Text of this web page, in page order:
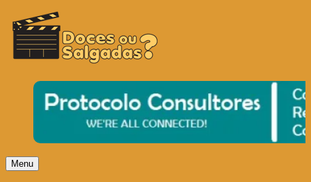
DOCES OU SALGADAS?
O Cinema? Uma Paixão!!
Menu